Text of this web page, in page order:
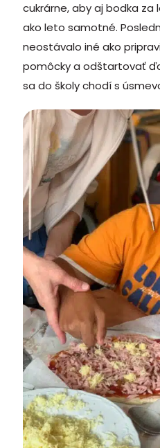
cukrárne, aby aj bodka
ako leto samotné.
neostávalo iné ako
pomôcky a odštartovať
sa do školy chodí s